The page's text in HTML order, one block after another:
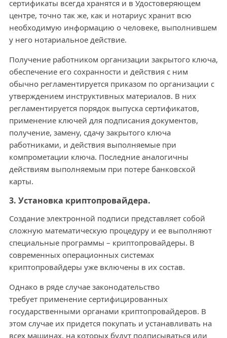
сертификаты всегда хранятся и в Удостоверяющем
центре, точно так же, как и нотариус хранит всю
необходимую информацию о человеке, выполнившем
у него нотариальное действие.
Получение работником организации закрытого ключа,
обеспечение его сохранности и действия с ним
обычно регламентируется приказом по организации с
утверждением инструктивных материалов. В них
регламентируется порядок выпуска сертификатов,
применение ключей для подписания документов,
получение, замену, сдачу закрытого ключа
работниками, и действия выполняемые при
компрометации ключа. Последние аналогичны
действиям выполняемым при потере банковской
карты.
3. Установка криптопровайдера.
Создание электронной подписи представляет собой
сложную математическую процедуру и ее выполняют
специальные программы – криптопровайдеры. В
современных операционных системах
криптопровайдеры уже включены в их состав.
Однако в ряде случае законодательство
требует применение сертифицированных
государственными органами криптопровайдеров. В
этом случае их придется покупать и устанавливать на
всех машинах, на которых будут подписываться или